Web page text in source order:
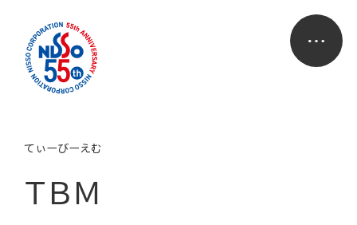
ＴＢＭ
てぃーびーえむ